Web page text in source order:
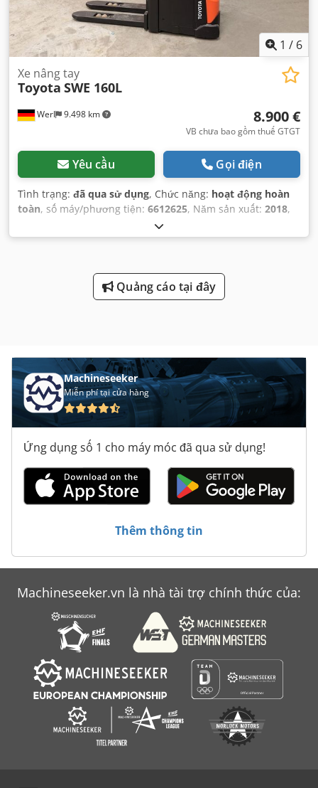
1 / 6
Werl 9.498 km
Xe nâng tay
Toyota SWE 160L
8.900 €
VB chưa bao gồm thuế GTGT
Yêu cầu Gọi điện
Tình trạng: đã qua sử dụng, Chức năng: hoạt động hoàn
toàn, số máy/phương tiện: 6612625, Năm sản xuất: 2018,
, tải trọng:
5.400 mm, nâng tự do:1.640 mm, loại nhiên liệu:điện,
Quảng cáo tại đây
Machineseeker
Miễn phí tại cửa hàng
Ứng dụng số 1 cho máy móc đã qua sử dụng!
Thêm thông tin
Machineseeker.vn là nhà tài trợ chính thức của: